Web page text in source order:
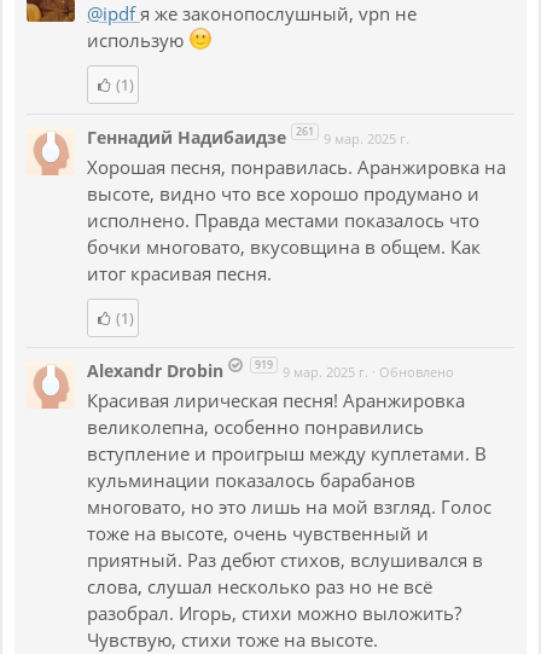
@ipdfя же законопослушный, vpn не
использую
(1)
Геннадий Надибаидзе 261 9 мар. 2025 г.
Хорошая песня, понравилась. Аранжировка на
высоте, видно что все хорошо продумано и
исполнено. Правда местами показалось что
бочки многовато, вкусовщина в общем. Как
итог красивая песня.
(1)
Alexandr Drobin 919 9 мар. 2025 г. · Обновлено
Красивая лирическая песня! Аранжировка
великолепна, особенно понравились
вступление и проигрыш между куплетами. В
кульминации показалось барабанов
многовато, но это лишь на мой взгляд. Голос
тоже на высоте, очень чувственный и
приятный. Раз дебют стихов, вслушивался в
слова, слушал несколько раз но не всë
разобрал. Игорь, стихи можно выложить?
Чувствую, стихи тоже на высоте.